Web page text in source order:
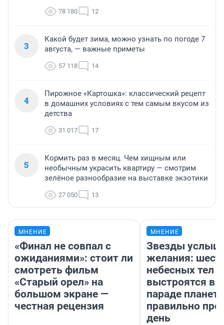
78 180 12
3
Какой будет зима, можно узнать по погоде 7
августа, — важные приметы
57 118 14
4
Пирожное «Картошка»: классический рецепт
в домашних условиях с тем самым вкусом из
детства
31 017 17
5
Кормить раз в месяц. Чем хищным или
необычным украсить квартиру — смотрим
зелёное разнообразие на выставке экзотики
27 050 13
МНЕНИЕ
«Финал не совпал с
ожиданиями»: стоит ли
смотреть фильм
«Старый орел» на
большом экране —
честная рецензия
МНЕНИЕ
Звезды
желания:
небесных тел
выстроятся в
параде планет
правильно
день